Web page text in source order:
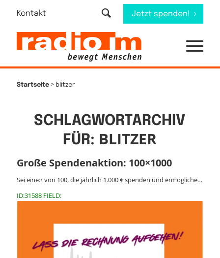
Kontakt Jetzt spenden!
Startseite> blitzer
SCHLAGWORTARCHIV
FÜR: BLITZER
Große Spendenaktion: 100×1000
Sei eine:r von 100, die jährlich 1.000 € spenden und ermögliche…
ID:31588 FIELD: